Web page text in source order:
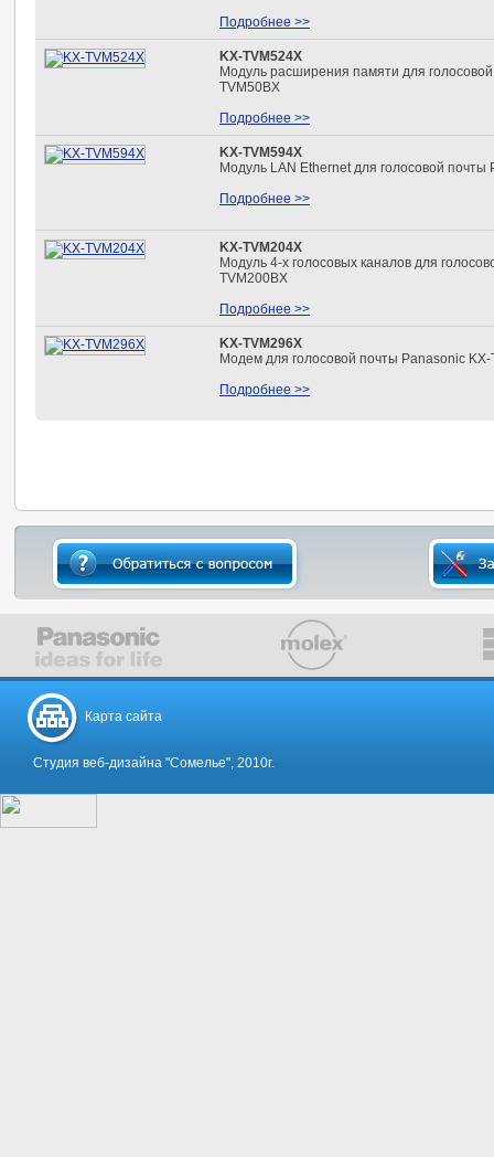
Подробнее >>
KX-TVM524X
Модуль расширения памяти для
TVM50BX
Подробнее >>
KX-TVM594X
Модуль LAN Ethernet для голосовой почты
Подробнее >>
KX-TVM204X
Модуль 4-х голосовых каналов для
TVM200BX
Подробнее >>
KX-TVM296X
Модем для голосовой почты Panasonic KX-
Подробнее >>
Карта сайта
Студия веб-дизайна "Сомелье", 2010г.